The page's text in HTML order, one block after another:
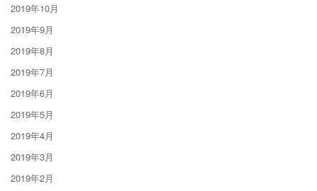
2019年10月
2019年9月
2019年8月
2019年7月
2019年6月
2019年5月
2019年4月
2019年3月
2019年2月